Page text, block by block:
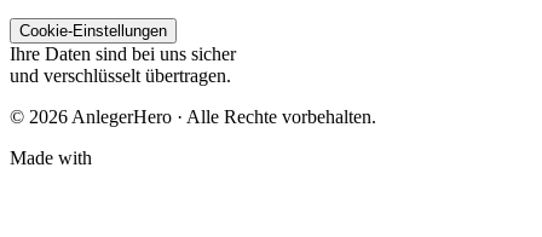
Cookie-Einstellungen
Ihre Daten sind bei uns sicher
und verschlüsselt übertragen.
© 2026 AnlegerHero · Alle Rechte vorbehalten.
Made with